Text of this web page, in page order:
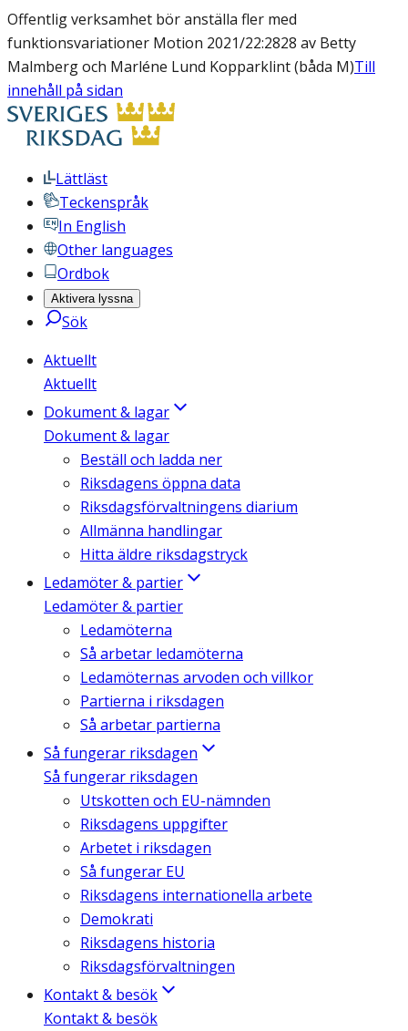
Offentlig verksamhet bör anställa fler med
funktionsvariationer Motion 2021/22:2828 av Betty
Malmberg och Marléne Lund Kopparklint (båda M)Till
innehåll på sidan
Lättläst
Teckenspråk
In English
Other languages
Ordbok
Aktivera lyssna
Sök
Aktuellt
Aktuellt
Dokument & lagar
Dokument & lagar
Beställ och ladda ner
Riksdagens öppna data
Riksdagsförvaltningens diarium
Allmänna handlingar
Hitta äldre riksdagstryck
Ledamöter & partier
Ledamöter & partier
Ledamöterna
Så arbetar ledamöterna
Ledamöternas arvoden och villkor
Partierna i riksdagen
Så arbetar partierna
Så fungerar riksdagen
Så fungerar riksdagen
Utskotten och EU-nämnden
Riksdagens uppgifter
Arbetet i riksdagen
Så fungerar EU
Riksdagens internationella arbete
Demokrati
Riksdagens historia
Riksdagsförvaltningen
Kontakt & besök
Kontakt & besök